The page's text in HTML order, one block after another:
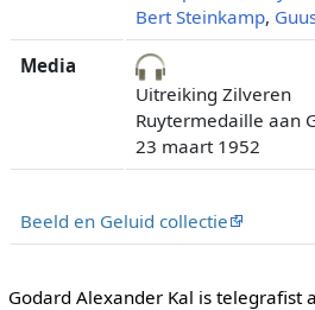
Bert Steinkamp,
Media
Uitreiking Zilveren
Ruytermedaille aan
23 maart 1952
Beeld en Geluid collectie
Godard Alexander Kal is telegrafist